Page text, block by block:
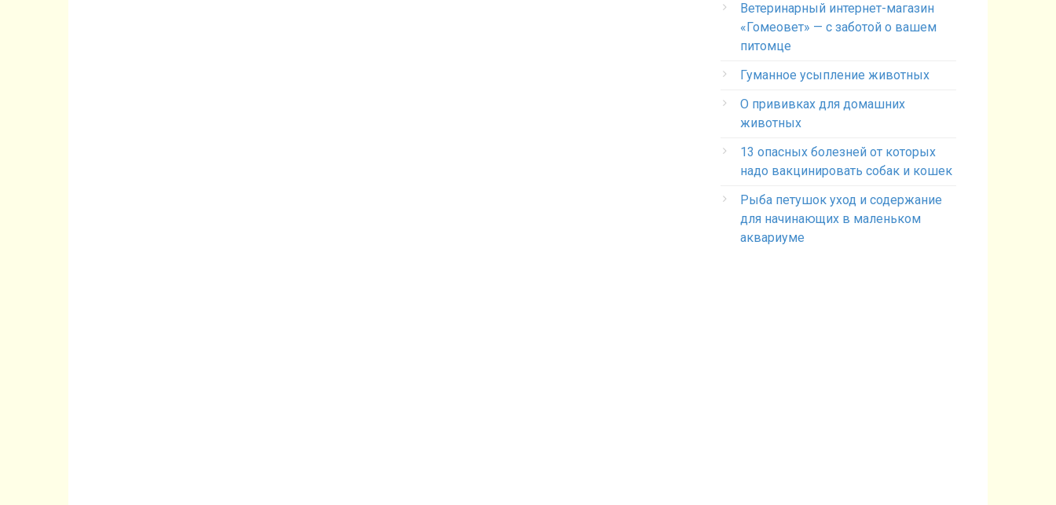
Ветеринарный интернет-магазин
«Гомеовет» — с заботой о вашем
питомце
Гуманное усыпление животных
О прививках для домашних
животных
13 опасных болезней от которых
надо вакцинировать собак и кошек
Рыба петушок уход и содержание
для начинающих в маленьком
аквариуме